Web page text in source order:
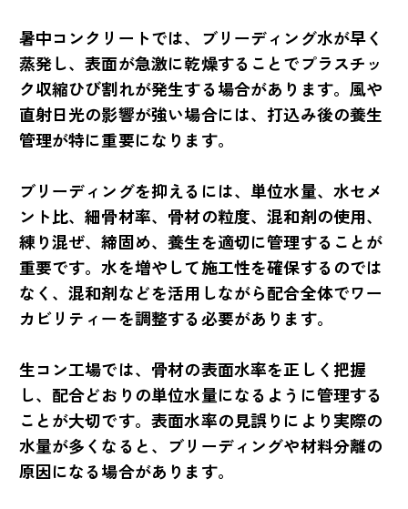
暑中コンクリートでは、ブリーディング水が早く
蒸発し、表面が急激に乾燥することでプラスチッ
ク収縮ひび割れが発生する場合があります。風や
直射日光の影響が強い場合には、打込み後の養生
管理が特に重要になります。
ブリーディングを抑えるには、単位水量、水セメ
ント比、細骨材率、骨材の粒度、混和剤の使用、
練り混ぜ、締固め、養生を適切に管理することが
重要です。水を増やして施工性を確保するのでは
なく、混和剤などを活用しながら配合全体でワー
カビリティーを調整する必要があります。
生コン工場では、骨材の表面水率を正しく把握
し、配合どおりの単位水量になるように管理する
ことが大切です。表面水率の見誤りにより実際の
水量が多くなると、ブリーディングや材料分離の
原因になる場合があります。